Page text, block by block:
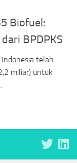
Biofuel:
BPDPKS
Indonesia telah
miliar) untuk